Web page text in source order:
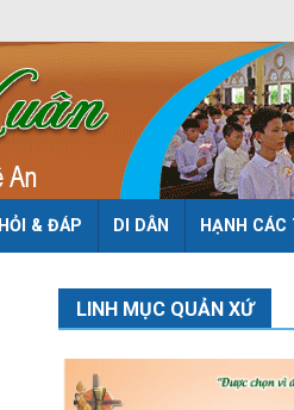
HỎI & ĐÁP DI DÂN HẠNH CÁC
LINH MỤC QUẢN XỨ